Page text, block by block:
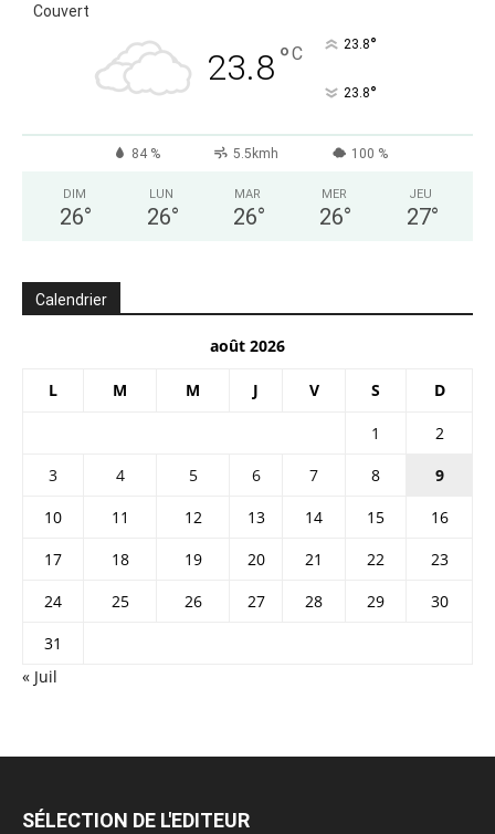
Couvert
23.8°C 23.8°
23.8°
84 % 5.5kmh 100 %
DIM
26°
LUN
26°
MAR
26°
MER
26°
JEU
27°
Calendrier
août 2026
L M M J V S D
1
2
3
4 5 6 7 8
9
10
11 12 13 14 15
16
17
18 19 20 21 22
23
24
25 26 27 28 29
30
31
« Juil
SÉLECTION DE L'EDITEUR